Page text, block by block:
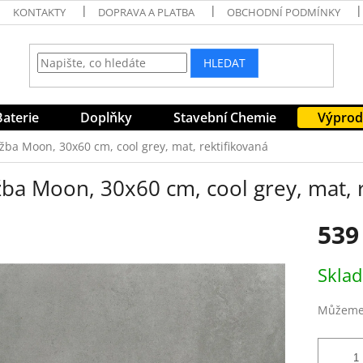
KONTAKTY DOPRAVA A PLATBA OBCHODNÍ PODMÍNKY
HLEDAT
Doplňky Stavební Chemie
Moon, 30x60 cm, cool grey, mat, rektifikovaná
Moon, 30x60 cm, cool grey,
cena: